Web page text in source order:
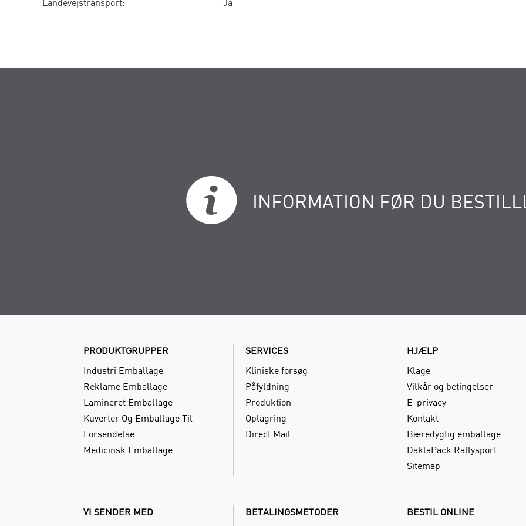
Landevejstransport: Ja
INFORMATION FØR DU
PRODUKTGRUPPER
Industri Emballage
Reklame Emballage
Lamineret Emballage
Kuverter Og Emballage Til
Forsendelse
Medicinsk Emballage
SERVICES
Kliniske forsøg
Påfyldning
Produktion
Oplagring
Direct Mail
HJÆLP
Klage
Vilkår og betingelser
E-privacy
Kontakt
Bæredygtig emballage
DaklaPack Rallysport
Sitemap
VI SENDER MED BETALINGSMETODER BESTIL ONLINE